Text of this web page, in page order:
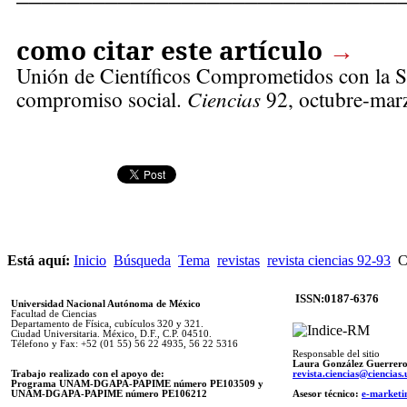
como citar este artículo →
Unión de Científicos Comprometidos con la
compromiso social. Ciencias92, octubre-
Está aquí: Inicio Búsqueda Tema revistas revista ciencias 92-93
Universidad Nacional Autónoma de México
Facultad de Ciencias
Departamento de Física, cubículos 320 y 321.
Ciudad Universitaria. México, D.F., C.P. 04510.
Télefono y Fax: +52 (01 55) 56 22 4935, 56 22 5316
Trabajo realizado con el apoyo de:
Programa UNAM-DGAPA-PAPIME número PE103509 y
UNAM-DGAPA-PAPIME número PE106212
ISSN:0187-6376
Responsable del sitio
Laura González Guerrero
Asesor técnico: e-